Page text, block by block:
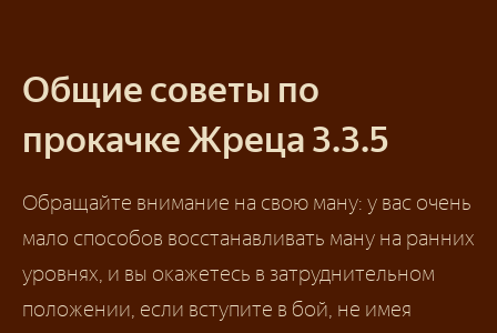
Общие советы по
прокачке Жреца 3.3.5
Обращайте внимание на свою ману: у вас очень
мало способов восстанавливать ману на ранних
уровнях, и вы окажетесь в затруднительном
положении, если вступите в бой, не имея